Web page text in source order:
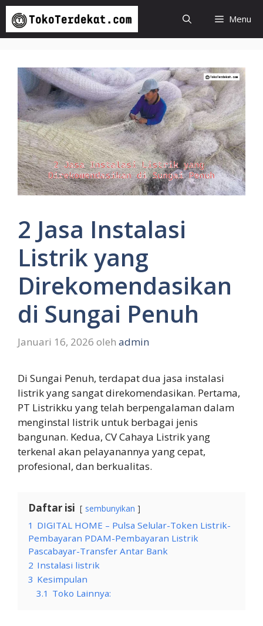
Langsung
isi
Menu
2 Jasa Instalasi
Listrik yang
Direkomendasikan
di Sungai Penuh
Januari 16, 2026 oleh admin
Di Sungai Penuh, terdapat dua jasa instalasi
listrik yang sangat direkomendasikan. Pertama,
PT Listrikku yang telah berpengalaman dalam
menginstal listrik untuk berbagai jenis
bangunan. Kedua, CV Cahaya Listrik yang
terkenal akan pelayanannya yang cepat,
profesional, dan berkualitas.
Daftar isi sembunyikan
1 DIGITAL HOME – Pulsa Selular-Token Listrik-
Pembayaran PDAM-Pembayaran Listrik
Pascabayar-Transfer Antar Bank
2 Instalasi listrik
3 Kesimpulan
3.1 Toko Lainnya: